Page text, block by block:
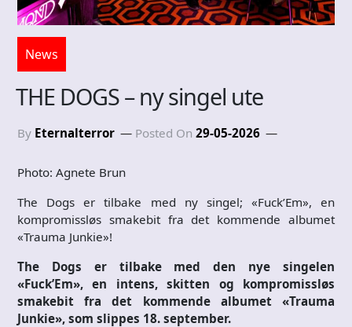
News
THE DOGS – ny singel ute
By Eternalterror Posted On 29-05-2026
Photo: Agnete Brun
The Dogs er tilbake med ny singel; «Fuck’Em», en
kompromissløs smakebit fra det kommende albumet
«Trauma Junkie»!
The Dogs er tilbake med den nye singelen
«Fuck’Em», en intens, skitten og kompromissløs
smakebit fra det kommende albumet «Trauma
Junkie», som slippes 18. september.